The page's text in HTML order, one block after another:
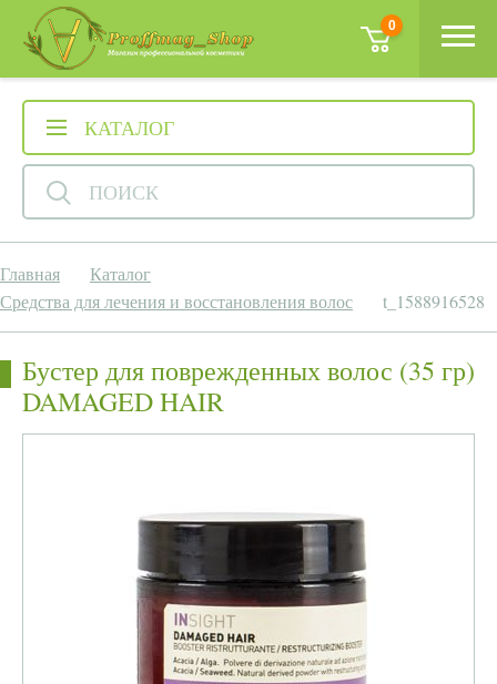
0
КАТАЛОГ
ПОИСК
Главная
Каталог
Средства для лечения и восстановления волос
t_1588916528
Бустер для поврежденных волос (35 гр)
DAMAGED HAIR